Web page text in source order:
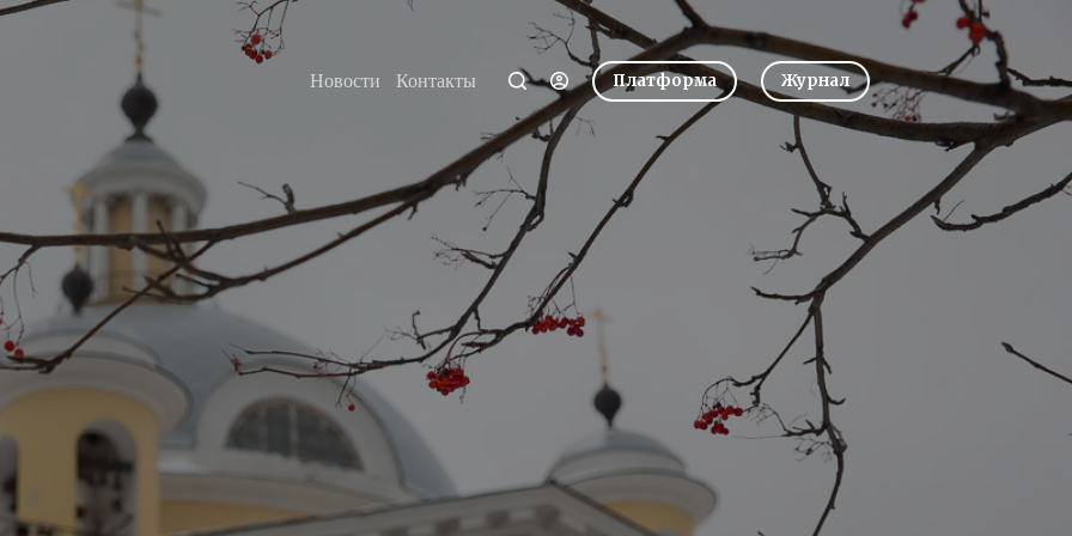
Новости Контакты Платформа Журнал